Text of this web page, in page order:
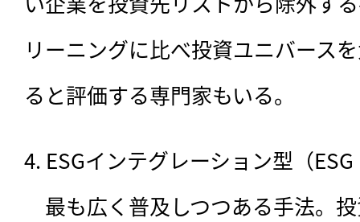
リーニングに比べ投資ユニバース
ると評価する専門家もいる。
4. ESGインテグレーション型（
最も広く普及しつつある手法。